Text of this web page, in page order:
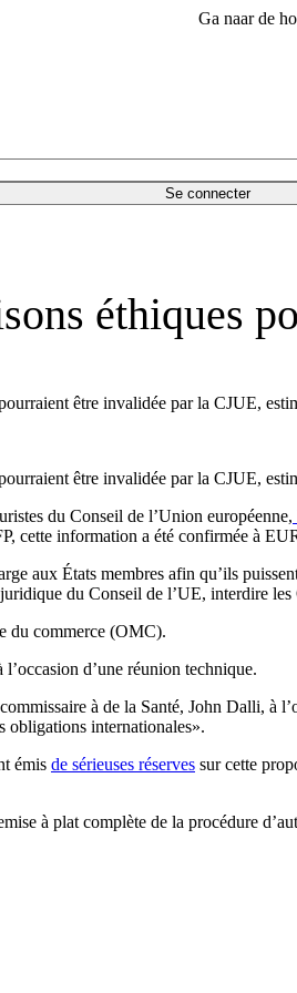
Ga naar de
Se connecter
éthiques
être invalidée par la CJUE,
être invalidée par la CJUE,
du Conseil de l’Union européenne,
cette information a été confirmée à
aux États membres afin qu’ils
du Conseil de l’UE, interdire
du commerce (OMC).
d’une réunion technique.
à de la Santé, John Dalli,
obligations internationales».
émis de sérieuses réserves sur cette
à plat complète de la procédure